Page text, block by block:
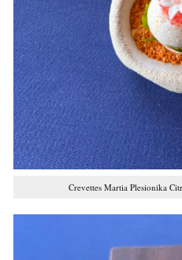
Crevettes Martia Plesionika